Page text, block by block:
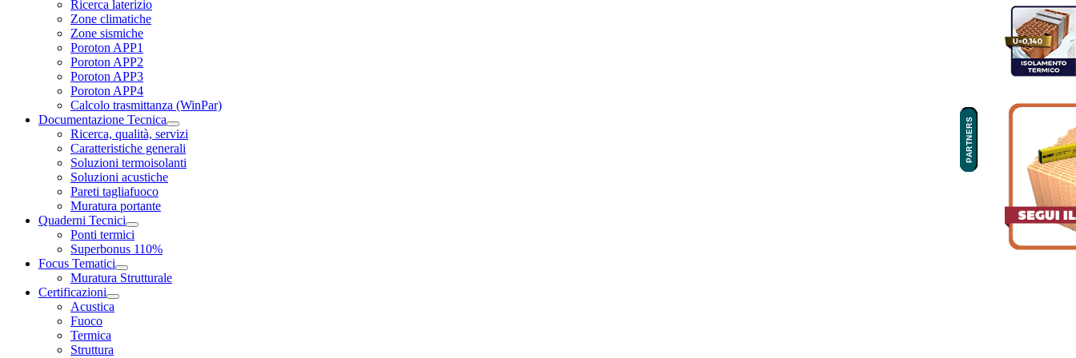
Ricerca laterizio
Zone climatiche
Zone sismiche
Poroton APP1
Poroton APP2
Poroton APP3
Poroton APP4
Calcolo trasmittanza (WinPar)
Documentazione Tecnica
Ricerca, qualità, servizi
Caratteristiche generali
Soluzioni termoisolanti
Soluzioni acustiche
Pareti tagliafuoco
Muratura portante
Quaderni Tecnici
Ponti termici
Superbonus 110%
Focus Tematici
Muratura Strutturale
Certificazioni
Acustica
Fuoco
Termica
Struttura
PARTNERS